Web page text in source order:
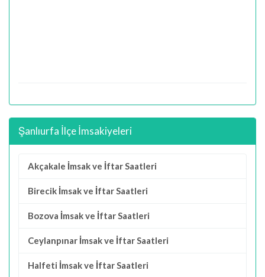
Şanlıurfa İlçe İmsakiyeleri
Akçakale İmsak ve İftar Saatleri
Birecik İmsak ve İftar Saatleri
Bozova İmsak ve İftar Saatleri
Ceylanpınar İmsak ve İftar Saatleri
Halfeti İmsak ve İftar Saatleri